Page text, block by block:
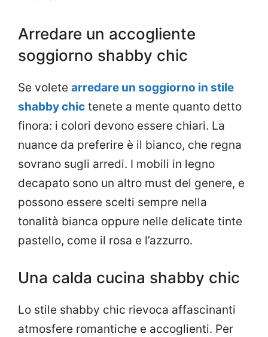
Arredare un accogliente
soggiorno shabby chic
Se volete arredare un soggiorno in stile
shabby chic tenete a mente quanto detto
finora: i colori devono essere chiari. La
nuance da preferire è il bianco, che regna
sovrano sugli arredi. I mobili in legno
decapato sono un altro must del genere, e
possono essere scelti sempre nella
tonalità bianca oppure nelle delicate tinte
pastello, come il rosa e l’azzurro.
Una calda cucina shabby chic
Lo stile shabby chic rievoca affascinanti
atmosfere romantiche e accoglienti. Per